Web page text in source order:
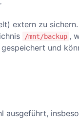
extern zu
/mnt/backup ,
und
ausgeführt,